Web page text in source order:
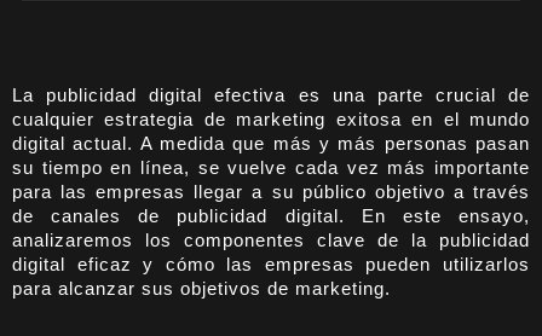
La publicidad digital efectiva es una parte crucial de
cualquier estrategia de marketing exitosa en el mundo
digital actual. A medida que más y más personas pasan
su tiempo en línea, se vuelve cada vez más importante
para las empresas llegar a su público objetivo a través
de canales de publicidad digital. En este ensayo,
analizaremos los componentes clave de la publicidad
digital eficaz y cómo las empresas pueden utilizarlos
para alcanzar sus objetivos de marketing.